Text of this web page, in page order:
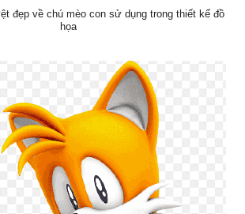
đẹp về chú mèo con sử dụng trong thiết kế đồ
họa